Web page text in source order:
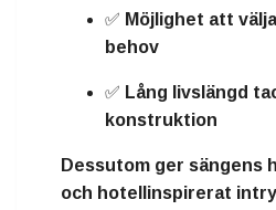
✅ Möjlighet att
behov
✅ Lång livslängd
konstruktion
Dessutom ger sängens
och hotellinspirerat